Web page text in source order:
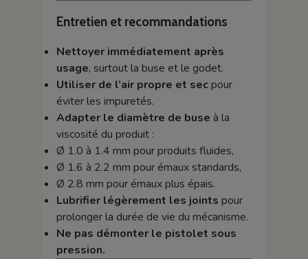
Entretien et recommandations
Nettoyer immédiatement après
usage, surtout la buse et le godet.
Utiliser de l’air propre et secpour
éviter les impuretés.
Adapter le diamètre de buse à la
viscosité du produit :
Ø 1.0 à 1.4 mm pour produits fluides,
Ø 1.6 à 2.2 mm pour émaux standards,
Ø 2.8 mm pour émaux plus épais.
Lubrifier légèrement les joints pour
prolonger la durée de vie du mécanisme.
Ne pas démonter le pistolet sous
pression.